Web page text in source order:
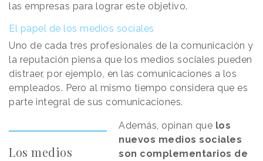
las empresas para lograr este objetivo.
El papel de los medios sociales
Uno de cada tres profesionales de la comunicación y
la reputación piensa que los medios sociales pueden
distraer, por ejemplo, en las comunicaciones a los
empleados. Pero al mismo tiempo considera que es
parte integral de sus comunicaciones.
Los medios
Además, opinan que los
nuevos medios sociales
son complementarios de